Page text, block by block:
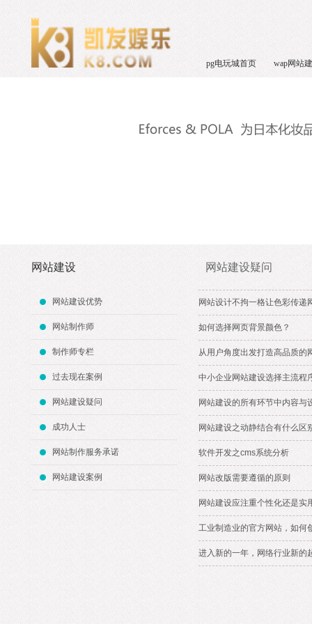
pg电玩城首页 wap网站
网站建设
网站建设优势
网站制作师
制作师专栏
过去现在案例
网站建设疑问
成功人士
网站制作服务承诺
网站建设案例
网站建设疑问
网站设计不拘一格让色彩传递
如何选择网页背景颜色？
从用户角度出发打造高品质的
中小企业网站建设选择主流程
网站建设的所有环节中内容与
网站建设之动静结合有什么区
软件开发之cms系统分析
网站改版需要遵循的原则
网站建设应注重个性化还是实
工业制造业的官方网站，如何
进入新的一年，网络行业新的